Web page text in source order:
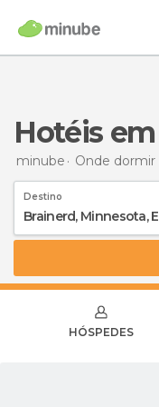
Hotéis
minube Onde
Destino
HÓSPEDES